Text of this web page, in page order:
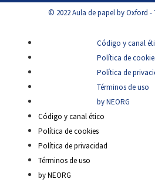
© 2022 Aula de papel by Oxford -
Código y canal
Política de
Política de
Términos de uso
by NEORG
Código y canal ético
Política de cookies
Política de privacidad
Términos de uso
by NEORG